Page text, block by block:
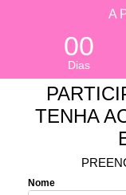
A
00
Dias
TENHA
Nome